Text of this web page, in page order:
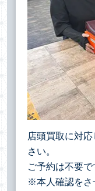
店頭買取に対
さい。
ご予約は不要で
※本人確認をさ